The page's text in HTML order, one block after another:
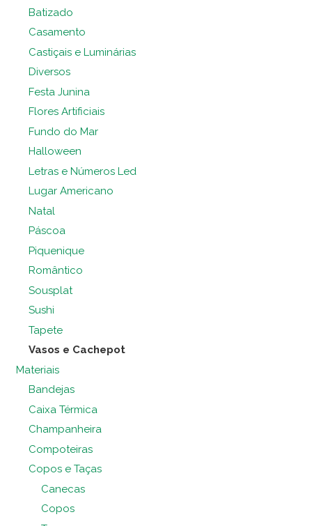
Batizado
Casamento
Castiçais e Luminárias
Diversos
Festa Junina
Flores Artificiais
Fundo do Mar
Halloween
Letras e Números Led
Lugar Americano
Natal
Páscoa
Piquenique
Romântico
Sousplat
Sushi
Tapete
Vasos e Cachepot
Materiais
Bandejas
Caixa Térmica
Champanheira
Compoteiras
Copos e Taças
Canecas
Copos